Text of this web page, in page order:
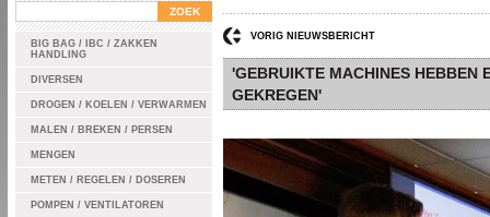
BIG BAG / IBC / ZAKKEN
HANDLING
DIVERSEN
DROGEN / KOELEN / VERWARMEN
MALEN / BREKEN / PERSEN
MENGEN
METEN / REGELEN / DOSEREN
POMPEN / VENTILATOREN
VORIG NIEUWSBERICHT
'GEBRUIKTE MACHINES HEBBEN
GEKREGEN'